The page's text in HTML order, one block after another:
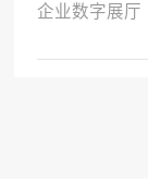
企业数字展厅